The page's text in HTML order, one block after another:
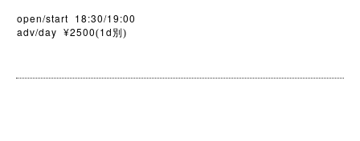
open/start 18:30/19:00
adv/day ¥2500(1d 別)